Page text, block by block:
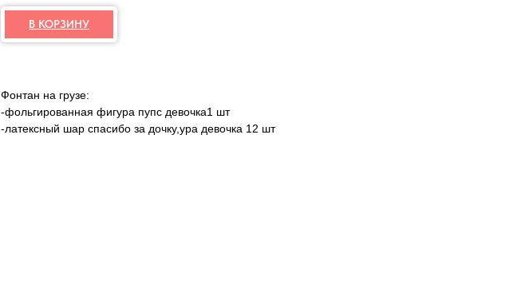
В КОРЗИНУ
Фонтан на грузе:
-фольгированная фигура пупс девочка1 шт
-латексный шар спасибо за дочку,ура девочка 12 шт